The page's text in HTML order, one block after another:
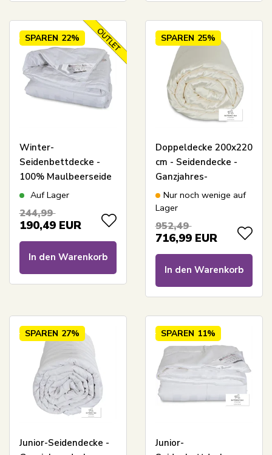
SPAREN 22%
Winter-
Seidenbettdecke -
100% Maulbeerseide
- 140x220 cm -
Auf Lager
244,99
190,49 EUR
In den Warenkorb
SPAREN 25%
Doppeldecke 200x220
cm - Seidendecke -
Ganzjahres-
Doppeldecke -
Butterfly Silk
Nur noch wenige auf
Lager
952,49
716,99 EUR
In den Warenkorb
SPAREN 27%
Junior-Seidendecke -
SPAREN 11%
Junior-